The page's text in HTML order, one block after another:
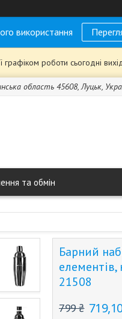
використання
роботи сьогодні
область 45608, Луцьк,
та обмін
Барний
елементів,
21508
799 ₴